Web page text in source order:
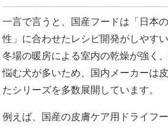
一言で言うと、国産フードは「日本
性」に合わせたレシピ開発がしやす
冬場の暖房による室内の乾燥が強く
悩む犬が多いため、国内メーカーは
たシリーズを多数展開しています。
例えば、国産の皮膚ケア用ドライフ